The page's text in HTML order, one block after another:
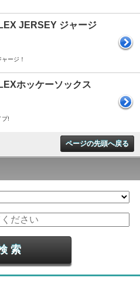
JERSEY ジャージ
ージ！
ホッケーソックス
プ!
ページの先頭へ戻る